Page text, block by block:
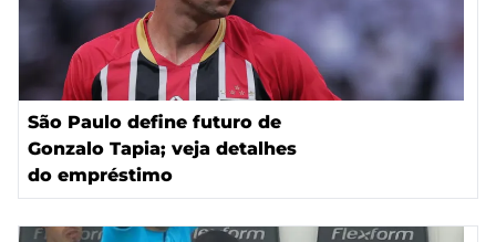
São Paulo define futuro de
Gonzalo Tapia; veja detalhes
do empréstimo